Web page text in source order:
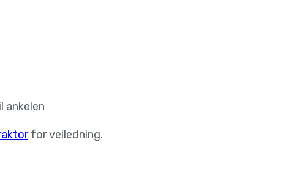
ankelen
for veiledning.